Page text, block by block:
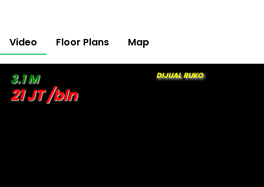
Video Floor Plans Map
3.1 M DIJUAL RUKO
21 JT /bln